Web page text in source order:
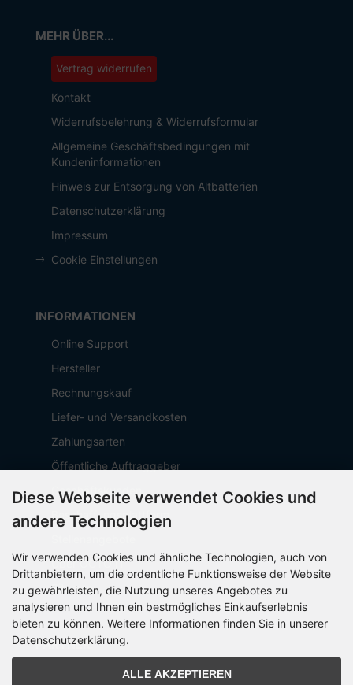
MEHR ÜBER...
Vertrag widerrufen
Kontakt
Widerrufsbelehrung & Widerrufsformular
Allgemeine Geschäftsbedingungen mit
Kundeninformationen
Hinweis zur Entsorgung von Altbatterien
Datenschutzerklärung
Impressum
Cookie Einstellungen
INFORMATIONEN
Online Support
Hersteller
Rechnungskauf
Liefer- und Versandkosten
Zahlungsarten
Öffentliche Auftraggeber
Geschäftskunden
Beschaffungsplattform
Über OCTO IT
Sitemap
PARTNER
Diese Webseite verwendet Cookies und
andere Technologien
Wir verwenden Cookies und ähnliche Technologien, auch von
Drittanbietern, um die ordentliche Funktionsweise der Website
zu gewährleisten, die Nutzung unseres Angebotes zu
analysieren und Ihnen ein bestmögliches Einkaufserlebnis
bieten zu können. Weitere Informationen finden Sie in unserer
Datenschutzerklärung.
ALLE AKZEPTIEREN